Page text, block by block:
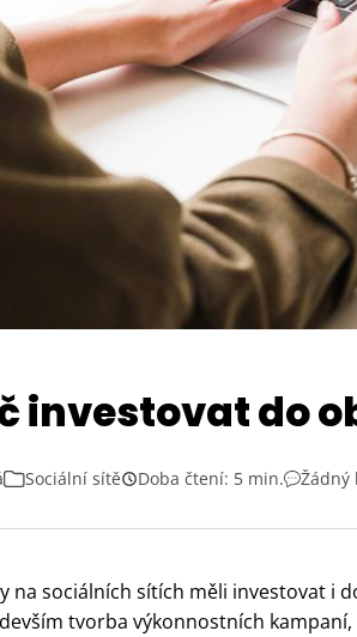
investovat do
Sociální sítě Doba čtení: 5 min. Žádný
na sociálních sítích měli investovat i
tvorba výkonnostních kampaní,